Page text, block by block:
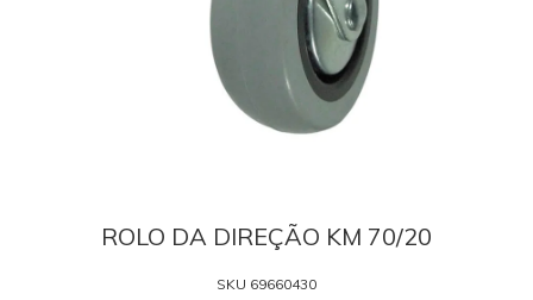
ROLO DA DIREÇÃO KM 70/20
SKU 69660430